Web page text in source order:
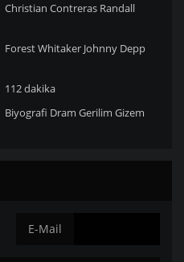
Christian Contreras Randall
Forest Whitaker Johnny Depp
112 dakika
Biyografi Dram Gerilim Gizem
E-Mail